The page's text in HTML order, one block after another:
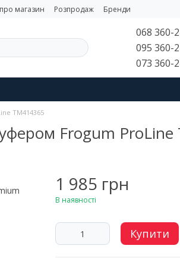
про магазин Розпродаж Бренди
068 360-
095 360-
073 360-
TM414365
Frogum ProLine
1 985 грн
В наявності
Купити